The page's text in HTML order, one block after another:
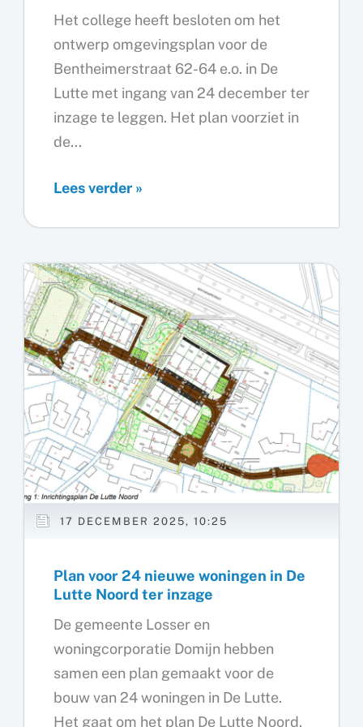
Het college heeft besloten om het
ontwerp omgevingsplan voor de
Bentheimerstraat 62-64 e.o. in De
Lutte met ingang van 24 december ter
inzage te leggen. Het plan voorziet in
de...
Plan
woningen
bij
Auto
Wessel
Lees verder »
17 DECEMBER 2025, 10:25
Plan voor 24 nieuwe woningen in De
Lutte Noord ter inzage
De gemeente Losser en
woningcorporatie Domijn hebben
samen een plan gemaakt voor de
bouw van 24 woningen in De Lutte.
Het gaat om het plan De Lutte Noord.